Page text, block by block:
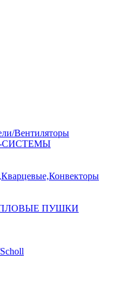
Вентиляторы
СИСТЕМЫ
ПУШКИ